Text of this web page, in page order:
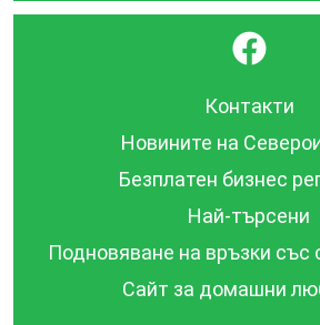
}
Контакти
Новините на
Безплатен бизнес
Най-търсени
Подновяване на връзки със
Сайт за домашни